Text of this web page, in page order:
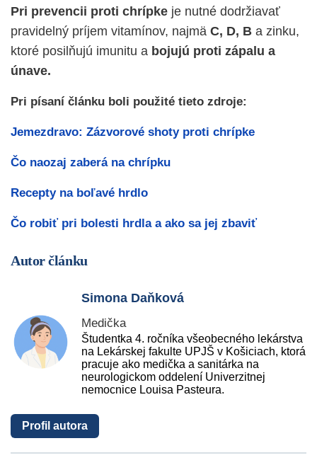
Pri prevencii proti chrípke je nutné dodržiavať
pravidelný príjem vitamínov, najmä C, D, B a zinku,
ktoré posilňujú imunitu a bojujú proti zápalu a
únave.
Pri písaní článku boli použité tieto zdroje:
Jemezdravo: Zázvorové shoty proti chrípke
Čo naozaj zaberá na chrípku
Recepty na boľavé hrdlo
Čo robiť pri bolesti hrdla a ako sa jej zbaviť
Autor článku
Simona Daňková
Medička
Študentka 4. ročníka všeobecného lekárstva
na Lekárskej fakulte UPJŠ v Košiciach, ktorá
pracuje ako medička a sanitárka na
neurologickom oddelení Univerzitnej
nemocnice Louisa Pasteura.
Profil autora